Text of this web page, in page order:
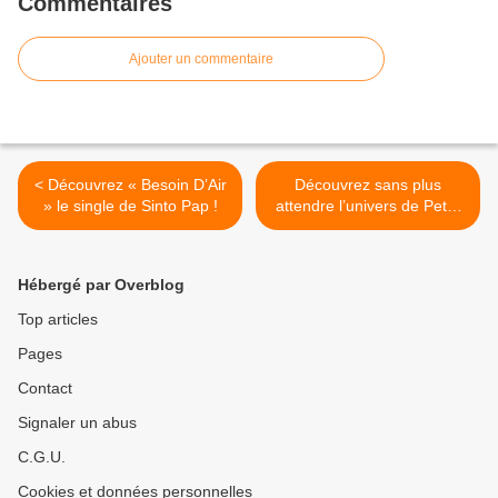
Ajouter un commentaire
< Découvrez « Besoin D’Air
» le single de Sinto Pap !
Découvrez sans plus
attendre l’univers de Peter
Henry Phillips ! >
Hébergé par Overblog
Top articles
Pages
Contact
Signaler un abus
C.G.U.
Cookies et données personnelles